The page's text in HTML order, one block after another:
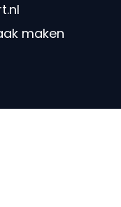
maken